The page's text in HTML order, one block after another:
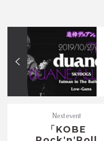
Next event
「KOBE